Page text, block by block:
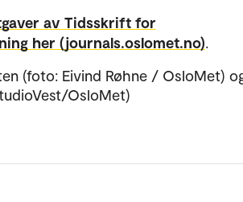
av Tidsskrift for
her (journals.oslomet.no).
(foto: Eivind Røhne / OsloMet)
OsloMet)